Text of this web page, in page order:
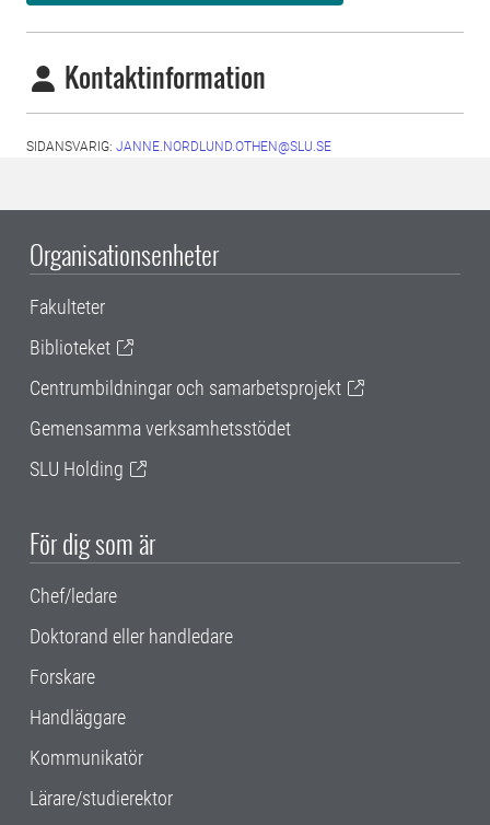
Kontaktinformation
SIDANSVARIG: JANNE.NORDLUND.OTHEN@SLU.SE
Organisationsenheter
Fakulteter
Biblioteket
Centrumbildningar och samarbetsprojekt
Gemensamma verksamhetsstödet
SLU Holding
För dig som är
Chef/ledare
Doktorand eller handledare
Forskare
Handläggare
Kommunikatör
Lärare/studierektor